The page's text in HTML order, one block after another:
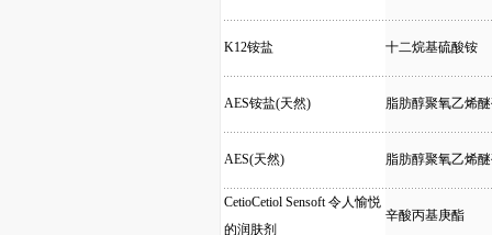
K12铵盐 十二烷基硫酸铵
AES铵盐(天然) 脂肪醇聚氧乙烯
AES(天然) 脂肪醇聚氧乙烯
CetioCetiol Sensoft 令人愉悦
的润肤剂
辛酸丙基庚酯